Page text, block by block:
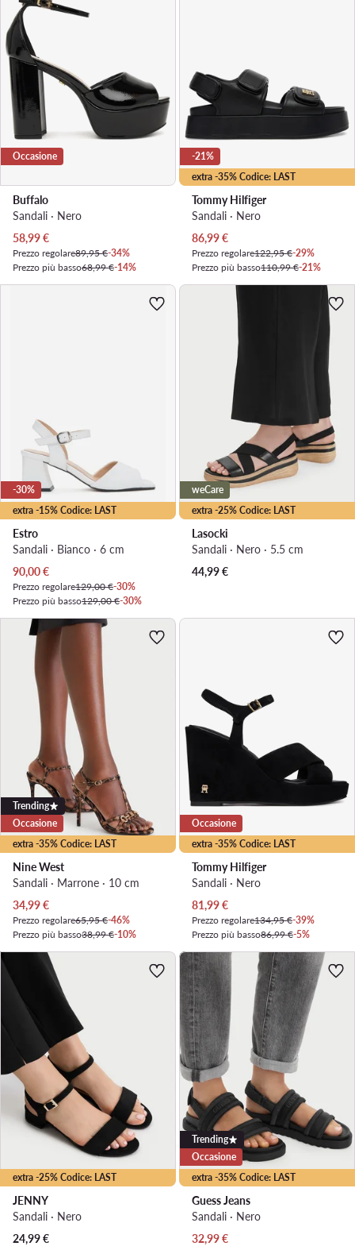
Occasione
Buffalo
Sandali · Nero
Prezzo attuale
58,99€
Prezzo regolare89,95 €-34%
Prezzo più basso68,99 €-14%
extra -35% Codice: LAST
-21%
Tommy Hilfiger
Sandali · Nero
Prezzo attuale
86,99€
Prezzo regolare122,95 €-29%
Prezzo più basso110,99 €-21%
extra -15% Codice: LAST
-30%
Estro
Sandali · Bianco · 6 cm
Prezzo attuale
90,00€
Prezzo regolare129,00 €-30%
Prezzo più basso129,00 €-30%
extra -25% Codice: LAST
weCare
Lasocki
Sandali · Nero · 5.5 cm
44,99€
extra -35% Codice: LAST
Trending
Occasione
Nine West
Sandali · Marrone · 10 cm
Prezzo attuale
34,99€
Prezzo regolare65,95 €-46%
Prezzo più basso38,99 €-10%
extra -35% Codice: LAST
Occasione
Tommy Hilfiger
Sandali · Nero
Prezzo attuale
81,99€
Prezzo regolare134,95 €-39%
Prezzo più basso86,99 €-5%
extra -25% Codice: LAST
JENNY
Sandali · Nero
24,99€
extra -35% Codice: LAST
Trending
Occasione
Guess Jeans
Sandali · Nero
Prezzo attuale
32,99€